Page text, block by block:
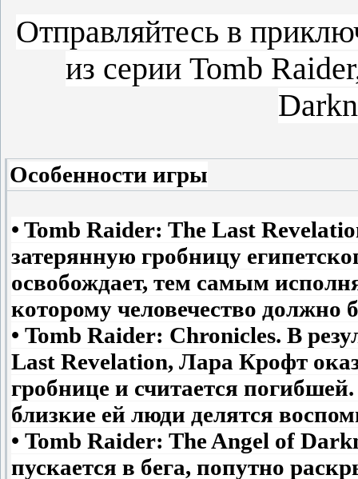
Отправляйтесь в
из серии Tomb
Особенности игры
• Tomb Raider: The Last
затерянную гробницу
освобождает, тем самым
которому человечество должно
• Tomb Raider: Chronicles. В
Last Revelation, Лара Крофт
гробнице и считается
близкие ей люди делятся
• Tomb Raider: The Angel of
пускается в бега, попутно